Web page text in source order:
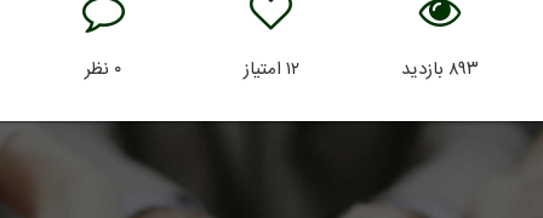
۸۹۳ بازدید ۱۲ امتیاز ۰ نظر